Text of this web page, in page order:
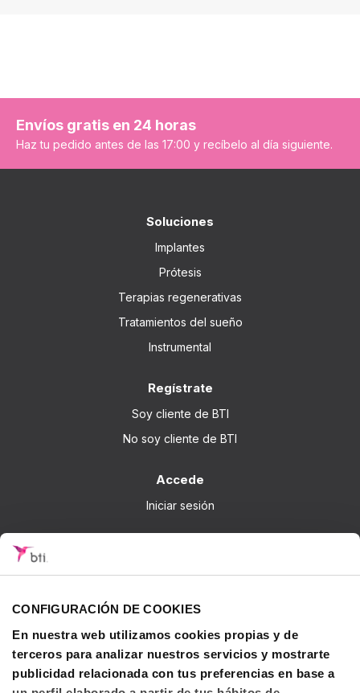
CONFIGURACIÓN DE COOKIES
En nuestra web utilizamos cookies propias y de
terceros para analizar nuestros servicios y mostrarte
publicidad relacionada con tus preferencias en base a
Envíos gratis en 24 horas
Haz tu pedido antes de las 17:00 y recíbelo al día siguiente.
Soluciones
Implantes
Prótesis
Terapias regenerativas
Tratamientos del sueño
Instrumental
Regístrate
Soy cliente de BTI
No soy cliente de BTI
Accede
Iniciar sesión
BTI Biotechnology Institute
Formación - BTI Training Center
Canal Audiovisual BTI Channel